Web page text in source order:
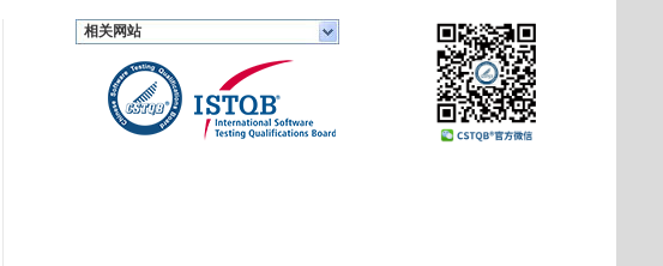
相关网站